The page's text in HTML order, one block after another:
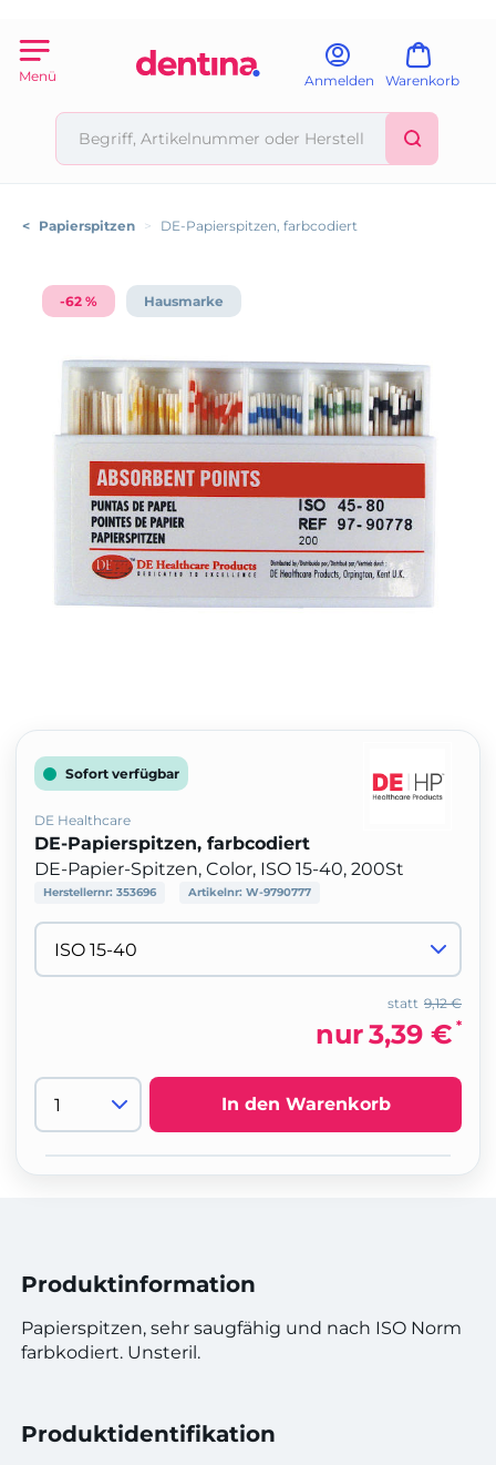
Menü Anmelden Warenkorb
< Papierspitzen > DE-Papierspitzen, farbcodiert
-62 % Hausmarke
Sofort verfügbar
DE Healthcare
DE-Papierspitzen, farbcodiert
DE-Papier-Spitzen, Color, ISO 15-40, 200St
Herstellernr: 353696 Artikelnr: W-9790777
9,12 €
statt
nur3,39 € *
In den Warenkorb
Produktinformation
Papierspitzen, sehr saugfähig und nach ISO Norm
farbkodiert. Unsteril.
Produktidentifikation